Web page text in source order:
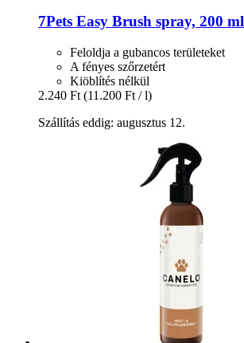
7Pets Easy Brush spray, 200 ml
Feloldja a gubancos területeket
A fényes szőrzetért
Kiöblítés nélkül
2.240 Ft (11.200 Ft / l)
Szállítás eddig: augusztus 12.